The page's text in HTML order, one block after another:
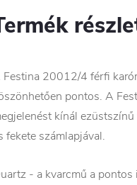
Festina 20012/4 férfi
pontos. A
kínál
fekete számlapjával.
- a kvarcmű a